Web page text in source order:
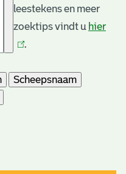
leestekens en meer
zoektips vindt u hier
.
Scheepsnaam